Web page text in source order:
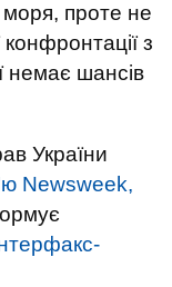
моря, проте не
з
немає шансів
України
Newsweek,